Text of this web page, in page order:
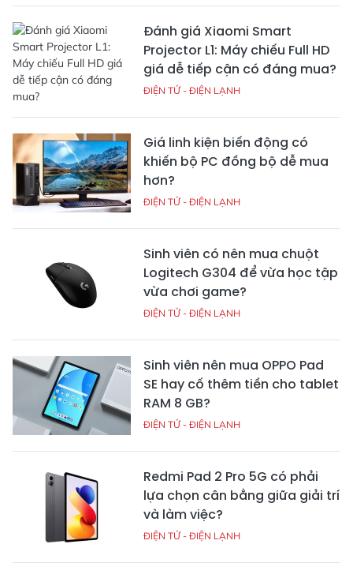
Đánh giá Xiaomi Smart
Projector L1: Máy chiếu Full HD
giá dễ tiếp cận có đáng mua?
ĐIỆN TỬ - ĐIỆN LẠNH
Giá linh kiện biến động có
khiến bộ PC đồng bộ dễ mua
hơn?
ĐIỆN TỬ - ĐIỆN LẠNH
Sinh viên có nên mua chuột
Logitech G304 để vừa học tập
vừa chơi game?
ĐIỆN TỬ - ĐIỆN LẠNH
Sinh viên nên mua OPPO Pad
SE hay cố thêm tiền cho tablet
RAM 8 GB?
ĐIỆN TỬ - ĐIỆN LẠNH
Redmi Pad 2 Pro 5G có phải
lựa chọn cân bằng giữa giải trí
và làm việc?
ĐIỆN TỬ - ĐIỆN LẠNH